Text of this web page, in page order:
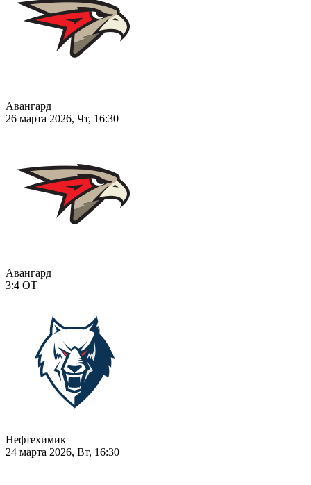
Авангард
26 марта 2026, Чт, 16:30
Авангард
3:4 ОТ
Нефтехимик
24 марта 2026, Вт, 16:30